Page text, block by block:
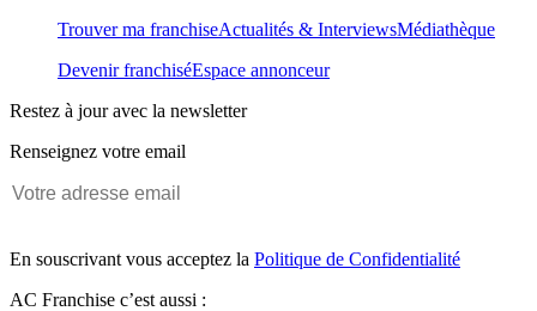
Trouver ma franchiseActualités & InterviewsMédiathèque
Devenir franchiséEspace annonceur
Restez à jour avec la newsletter
Renseignez votre email
En souscrivant vous acceptez la Politique de Confidentialité
AC Franchise c’est aussi :